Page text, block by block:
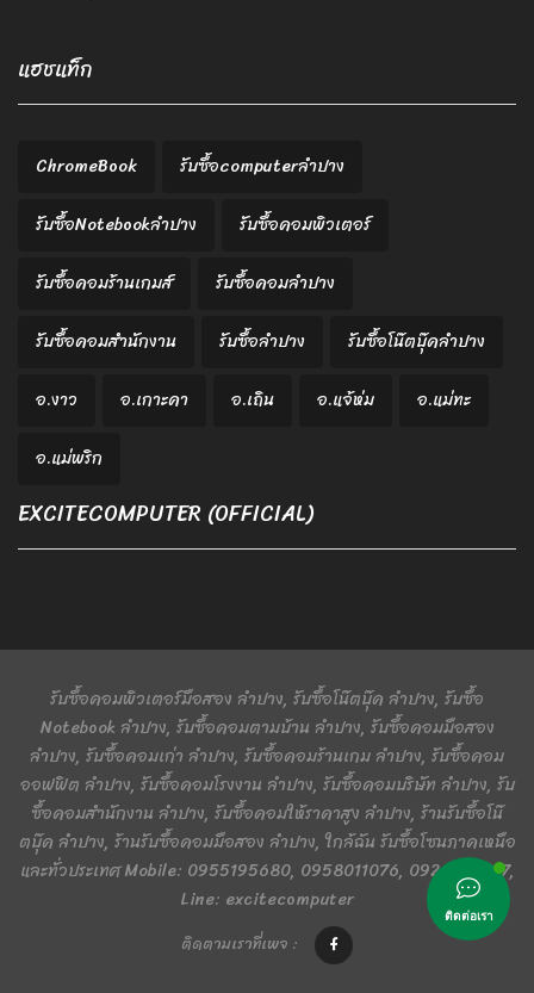
แฮชแท็ก
ChromeBook
รับซื้อcomputerลำปาง
รับซื้อNotebookลำปาง
รับซื้อคอมพิวเตอร์
รับซื้อคอมร้านเกมส์
รับซื้อคอมลำปาง
รับซื้อคอมสำนักงาน
รับซื้อลำปาง
รับซื้อโน๊ตบุ๊คลำปาง
อ.งาว
อ.เกาะคา อ.เถิน อ.แจ้ห่ม
อ.แม่ทะ
อ.แม่พริก
EXCITECOMPUTER (OFFICIAL)
รับซื้อคอมพิวเตอร์มือสอง ลำปาง, รับซื้อโน๊ตบุ๊ค ลำปาง, รับซื้อ
Notebook ลำปาง, รับซื้อคอมตามบ้าน ลำปาง, รับซื้อคอมมือสอง
ลำปาง, รับซื้อคอมเก่า ลำปาง, รับซื้อคอมร้านเกม ลำปาง, รับซื้อคอม
ออฟฟิต ลำปาง, รับซื้อคอมโรงงาน ลำปาง, รับซื้อคอมบริษัท ลำปาง, รับ
ซื้อคอมสำนักงาน ลำปาง, รับซื้อคอมให้ราคาสูง ลำปาง, ร้านรับซื้อโน๊
ตบุ๊ค ลำปาง, ร้านรับซื้อคอมมือสอง ลำปาง, ใกล้ฉัน รับซื้อโซนภาคเหนือ
และทั่วประเทศ Mobile: 0955195680, 0958011076, 0924401367,
Line: excitecomputer
ติดตามเราที่เพจ :
ติดต่อเรา